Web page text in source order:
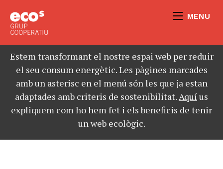
MENU
Estem transformant el nostre espai web per reduir
el seu consum energètic. Les pàgines marcades
amb un asterisc en el menú són les que ja estan
adaptades amb criteris de sostenibilitat.Aquíus
expliquem com ho hem fet i els beneficis de tenir
un web ecològic.